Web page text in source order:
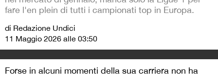
fare l'en plein di tutti i campionati top in Europa.
di Redazione Undici
11 Maggio 2026 alle 03:50
Forse in alcuni momenti della sua carriera non ha